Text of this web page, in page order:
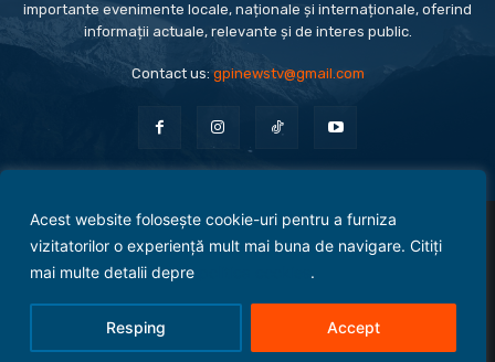
Acest website folosește cookie-uri pentru a furniza
vizitatorilor o experiență mult mai buna de navigare. Citiți
mai multe detalii depre
.
Resping Accept
importante evenimente locale, naționale și internaționale, oferind
informații actuale, relevante și de interes public.
Contact us:gpinewstv@gmail.com
Evenimente Politică Economie Social
Sport
Cultură
Antreprenoriat
Administrație Publică
© 2025 Copyright - GPI NEWS